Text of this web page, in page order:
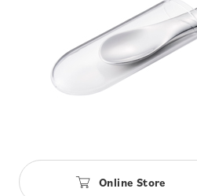
Online Store